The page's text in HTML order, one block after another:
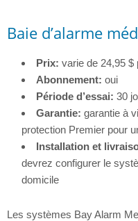
Baie d’alarme
Prix: varie de 24,95 $
Abonnement: oui
Période d’essai: 30
Garantie: garantie à
protection Premier pour
Installation et
devrez configurer le
domicile
Les systèmes Bay Alarm